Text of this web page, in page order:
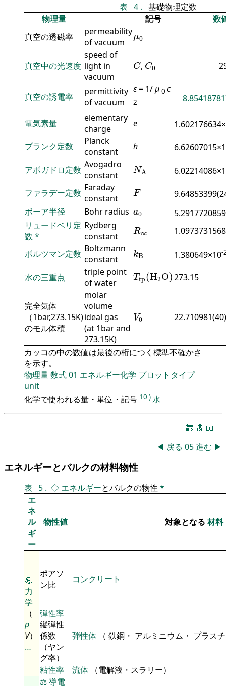
表 4 . 基礎物理定数
物理量
記号
数
真空の透磁率
permeability
of vacuum
μ0
μ0
真空中の光速度
speed of
light in
vacuum
C
C, C0
C0
真空の誘電率
permittivity
of vacuum
ε= 1/μ 0 c
2
電気素量
elementary
charge
e
プランク定数
Planck
constant
h
アボガドロ定数 Avogadro
constant
NA
NA
ファラデー定数 Faraday
constant
F
F
ボーア半径
Bohr radius a0
a0
リュードベリ定
数 *
Rydberg
constant
R∞
R∞
ボルツマン定数 Boltzmann
constant
kB
k 1.380649×10-
水の三重点
triple point
of water
Ttp(H2O)
Ttp(H 2O)273.15
完全気体
（1bar,273.15K)
のモル体積
molar
volume
ideal gas
(at 1bar and
273.15K)
V0
V0 22.710981(40)
カッコの中の数値は最後の桁につく標準不確かさ
を示す。
物理量数式01 エネルギー化学 プロットタイプ
unit
化学で使われる量・単位・記号 10 )水
🔚 🔝 📖
◀ 戻る 05進む ▶
エネルギーとバルクの材料物性
表 5 . ◇ エネルギーとバルクの物性*
エ
ネ
ル
ギ
ー
物性値 対象となる材料
💪
力
学
（
p
V）
…
ポアソ
ン比
コンクリート
弾性率
縦弾性
係数
（ヤン
グ率）
弾性体 （ 鉄鋼・ アルミニウム・ プラス
粘性率 流体 （電解液・スラリー）
⚖️導電